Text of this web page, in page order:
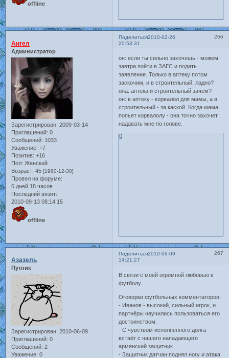
offline
Поделиться 266
2010-02-26
20:53:31
Ангел
Администратор
Зарегистрирован: 2009-03-14
Приглашений: 0
Сообщений: 1033
Уважение: +7
Позитив: +16
Пол: Женский
Возраст: 45 [1980-12-30]
Провел на форуме:
6 дней 18 часов
Последний визит:
2010-09-13 08:14:15
offline
он: если ты сильно захочешь - можем
завтра пойти в ЗАГС и подать
заявление. Только в аптеку потом
заскочим, и в строительный, ладно?
она: аптека и строительный зачем?
он: в аптеку - корвалол для мамы, а в
строительный - за каской. Когда мама
попьет корвалолу - она точно захочет
надавать мне по голове.
0
Поделиться 267
2010-06-09
14:21:27
Азазель
Путник
Зарегистрирован: 2010-06-09
Приглашений: 0
Сообщений: 2
Уважение: 0
В связи с моей огромной любовью к
футболу.
Оговорки футбольных комментаторов:
- Иванов - высокий, сильный игрок, и
партнёры научились пользоваться его
достоинством.
- С чувством исполненного долга
встаёт с нашего нападающего
армянский защитник.
- Защитник датчан поднял ногу и атака